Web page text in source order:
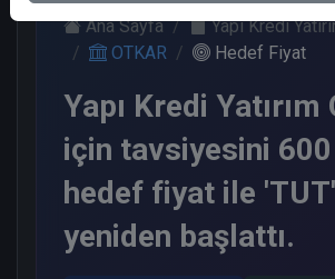
Ana Sayfa
Yapı Kredi
OTKAR
Hedef Fiyat
Yapı Kredi
için tavsiyesini
hedef fiyat ile
yeniden başlattı.